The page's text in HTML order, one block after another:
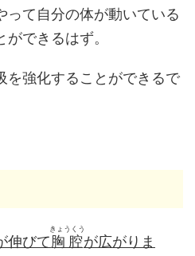
って自分の体が動いている
できるはず。
を強化することができるで
伸びて胸腔
きょうくう
が広がりま